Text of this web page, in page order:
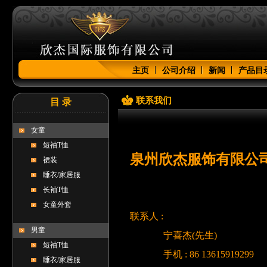
主页 公司介绍 新闻 产品目
目 录
女童
短袖T恤
裙装
睡衣/家居服
长袖T恤
女童外套
男童
短袖T恤
睡衣/家居服
联系我们
泉州欣杰服饰有限公
联系人 :
宁喜杰(先生)
手机 : 86 13615919299